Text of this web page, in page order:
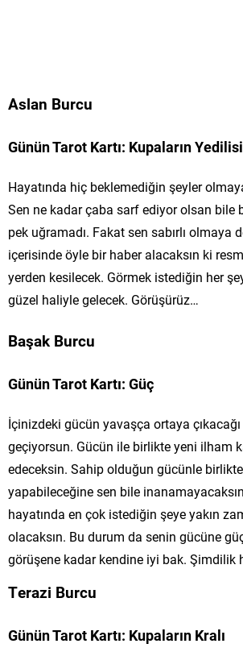
Aslan Burcu
Günün Tarot Kartı: Kupaların Yedilisi
Hayatında hiç beklemediğin şeyler
Sen ne kadar çaba sarf ediyor olsan bile
pek uğramadı. Fakat sen sabırlı olmaya
içerisinde öyle bir haber alacaksın ki
yerden kesilecek. Görmek istediğin her
güzel haliyle gelecek. Görüşürüz…
Başak Burcu
Günün Tarot Kartı: Güç
İçinizdeki gücün yavaşça ortaya
geçiyorsun. Gücün ile birlikte yeni ilham
edeceksin. Sahip olduğun gücünle
yapabileceğine sen bile
hayatında en çok istediğin şeye yakın
olacaksın. Bu durum da senin gücüne
görüşene kadar kendine iyi bak. Şimdilik
Terazi Burcu
Günün Tarot Kartı: Kupaların Kralı